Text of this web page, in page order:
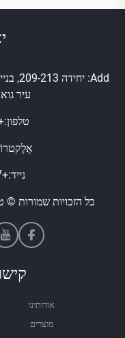
עיר
טלפון:
נייד:+86-18818901997
כל הזכויות שמורות ©
אודותינו
מוצרים